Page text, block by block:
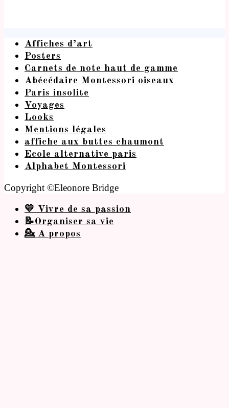
Affiches d’art
Posters
Carnets de note haut de gamme
Abécédaire Montessori oiseaux
Paris insolite
Voyages
Looks
Mentions légales
affiche aux buttes chaumont
Ecole alternative paris
Alphabet Montessori
Copyright ©Eleonore Bridge
💛 Vivre de sa passion
📝Organiser sa vie
💁 A propos